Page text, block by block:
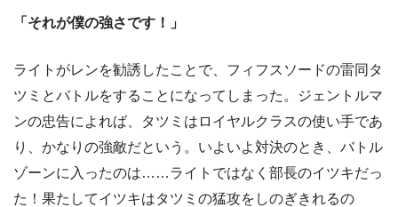
「それが僕の強さです！」
ライトがレンを勧誘したことで、フィフスソードの雷同タ
ツミとバトルをすることになってしまった。ジェントルマ
ンの忠告によれば、タツミはロイヤルクラスの使い手であ
り、かなりの強敵だという。いよいよ対決のとき、バトル
ゾーンに入ったのは……ライトではなく部長のイツキだっ
た！果たしてイツキはタツミの猛攻をしのぎきれるの